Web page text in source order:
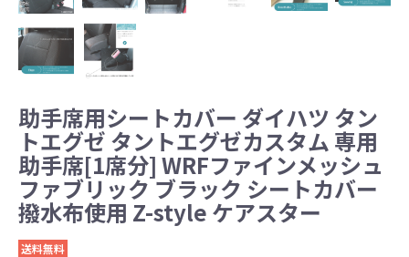
助手席用シートカバー ダイハツ タン
トエグゼ タントエグゼカスタム 専用
助手席[1席分] WRFファインメッシュ
ファブリック ブラック シートカバー
撥水布使用 Z-style ケアスター
送料無料